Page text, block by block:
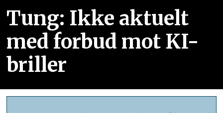
Tung: Ikke aktuelt
med forbud mot KI-
briller